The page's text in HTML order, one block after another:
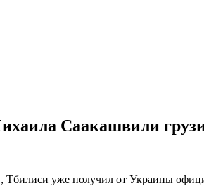
Саакашвили
Тбилиси уже получил от Украины